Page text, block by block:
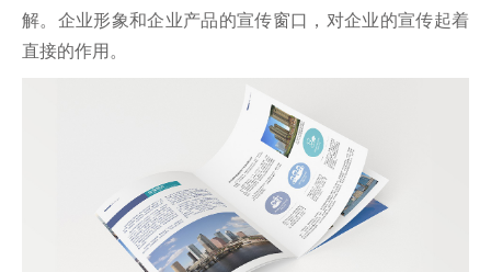
解。企业形象和企业产品的宣传窗口，对企业的宣传起着
直接的作用。